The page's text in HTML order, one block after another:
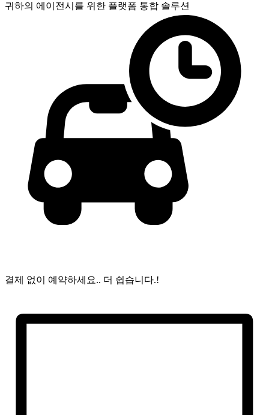
귀하의 에이전시를 위한 플랫폼 통합 솔루션
결제 없이 예약하세요.. 더 쉽습니다.!